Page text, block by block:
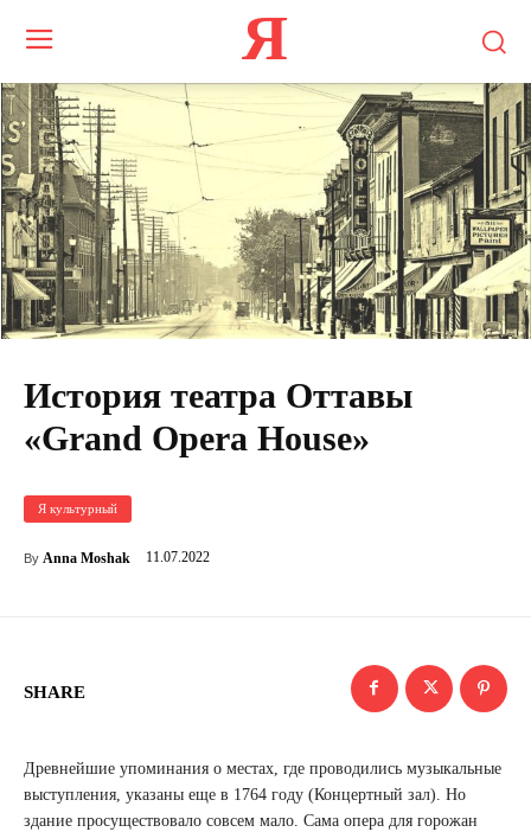
Я
История театра Оттавы
«Grand Opera House»
Я культурный
By Anna Moshak 11.07.2022
SHARE
Древнейшие упоминания о местах, где проводились музыкальные
выступления, указаны еще в 1764 году (Концертный зал). Но
здание просуществовало совсем мало. Сама опера для горожан